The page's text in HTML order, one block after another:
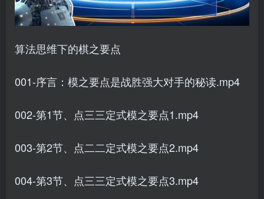
算法思维下的棋之要点
001-序言：模之要点是战胜强大对手的秘读.mp4
002-第1节、点三三定式模之要点1.mp4
003-第2节、点二二定式模之要点2.mp4
004-第3节、点三三定式模之要点3.mp4